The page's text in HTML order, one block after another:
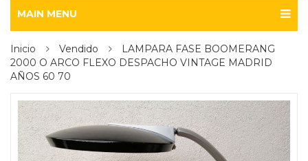
MAIN MENU
Inicio Vendido
LAMPARA FASE BOOMERANG
2000 O ARCO FLEXO DESPACHO VINTAGE MADRID
AÑOS 60 70